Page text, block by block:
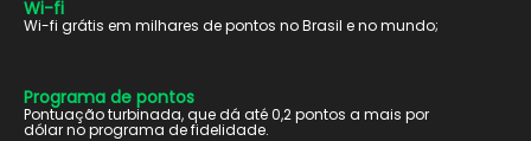
Wi-fi
Wi-fi grátis em milhares de pontos no Brasil e no mundo;
Programa de pontos
Pontuação turbinada, que dá até 0,2 pontos a mais por
dólar no programa de fidelidade.